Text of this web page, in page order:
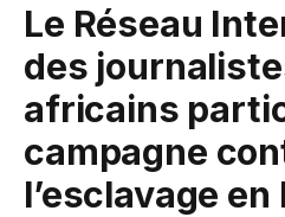
Le Réseau
des
africains
campagne
l’esclavage